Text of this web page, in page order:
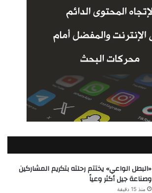
«البطل الواعي» يختتم رحلته بتكريم المشاركين
وصناعة جيل أكثر وعياً
منذ 15 دقيقة